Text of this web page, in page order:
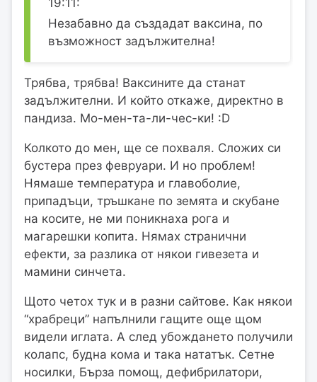
19:11:
Незабавно да създадат ваксина, по
възможност задължителна!
Трябва, трябва! Ваксините да станат
задължителни. И който откаже, директно в
пандиза. Мо-мен-та-ли-чес-ки! :D
Колкото до мен, ще се похваля. Сложих си
бустера през февруари. И но проблем!
Нямаше температура и главоболие,
припадъци, тръшкане по земята и скубане
на косите, не ми поникнаха рога и
магарешки копита. Нямах странични
ефекти, за разлика от някои гивезета и
мамини синчета.
Щото четох тук и в разни сайтове. Как някои
“храбреци” напълнили гащите още щом
видели иглата. А след убождането получили
колапс, будна кома и така нататък. Сетне
носилки, Бърза помощ, дефибрилатори,